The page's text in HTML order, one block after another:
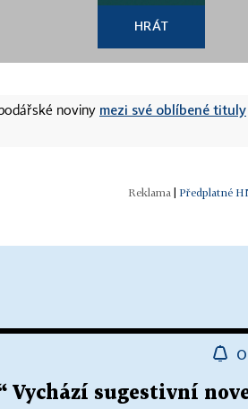
HRÁT
noviny mezi své oblíbené tituly
| Předplatné
sugestivní